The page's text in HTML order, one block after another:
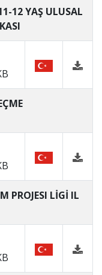
12 YAŞ ULUSAL
PROJESI LİGİ IL